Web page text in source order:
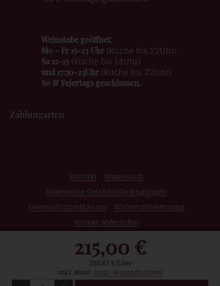
215,00 €
286,67 €/Liter
inkl. Mwst. (zzgl. Versandkosten)
Weinstube geöffnet:
Mo – Fr 15-23 Uhr(Küche bis 22Uhr)
Sa 12-15(Küche bis 14Uhr)
und 17:30-23Uhr(Küche bis 22Uhr)
So & Feiertags geschlossen.
Zahlungarten
Kontakt
Impressum
Allgemeine Geschäftsbedingungen
Datenschutzerklärung
Widerrufsbelehrung
Vertrag widerrufen
© 2026 Weinshop | Edle Weine | Raritäten | Grosse
Gewächse | Wein Online Kaufen